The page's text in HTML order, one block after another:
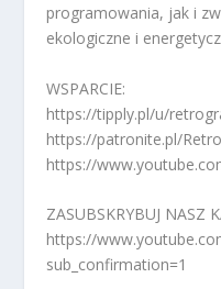
programowania, jak i
ekologiczne i
WSPARCIE:
https://tipply.pl/u/
https://patronite.pl/
https://
ZASUBSKRYBUJ NASZ
https://
sub_confirmation=1